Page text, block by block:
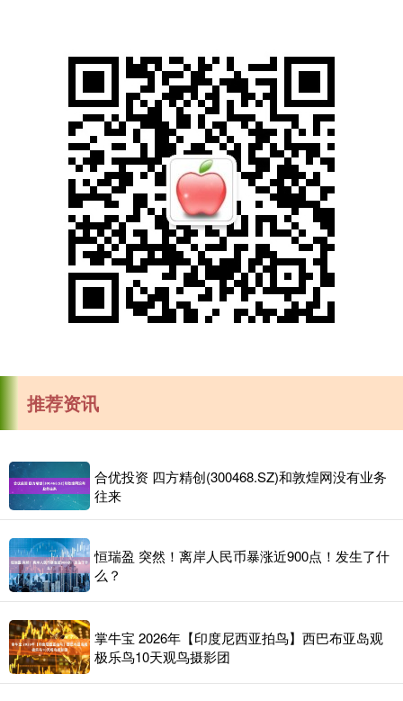
推荐资讯
合优投资 四方精创(300468.SZ)和敦煌网没有业务
往来
恒瑞盈 突然！离岸人民币暴涨近900点！发生了什
么？
掌牛宝 2026年【印度尼西亚拍鸟】西巴布亚岛观
极乐鸟10天观鸟摄影团